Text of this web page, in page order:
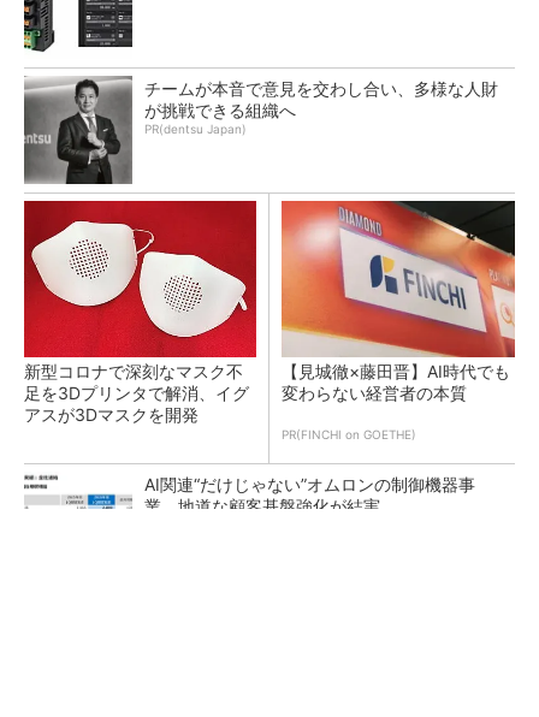
チームが本音で意見を交わし合い、多様な人財
が挑戦できる組織へ
PR(dentsu Japan)
新型コロナで深刻なマスク不
足を3Dプリンタで解消、イグ
アスが3Dマスクを開発
【見城徹×藤田晋】AI時代でも
変わらない経営者の本質
PR(FINCHI on GOETHE)
AI関連“だけじゃない”オムロンの制御機器事
業、地道な顧客基盤強化が結実